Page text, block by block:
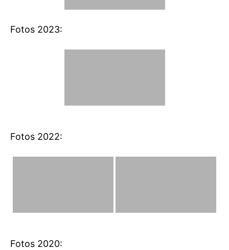
Fotos 2023:
Fotos 2022:
Fotos 2020: